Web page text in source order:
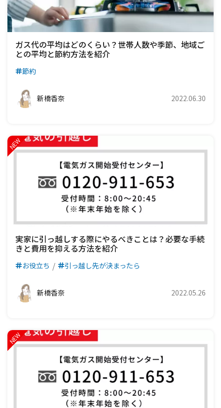
ガス代の平均はどのくらい？世帯人数や季節、地域ご
との平均と節約方法を紹介
節約
新橋香奈 2022.06.30
実家に引っ越しする際にやるべきことは？必要な手続
きと費用を抑える方法を紹介
お役立ち 引っ越し先が決まったら
新橋香奈 2022.05.26